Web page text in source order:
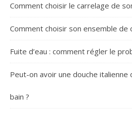
Comment choisir le carrelage de
Comment choisir son ensemble de
Fuite d’eau : comment régler le
Peut-on avoir une douche
bain ?